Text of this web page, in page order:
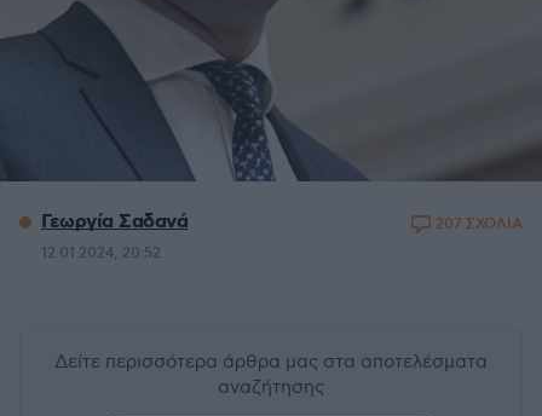
Γεωργία Σαδανά
12.01.2024, 20:52
207 ΣΧΟΛΙΑ
Δείτε περισσότερα άρθρα μας στα αποτελέσματα
αναζήτησης